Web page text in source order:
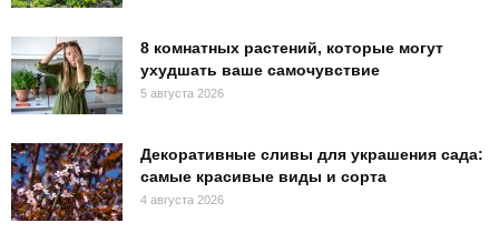
8 комнатных растений, которые могут
ухудшать ваше самочувствие
5 августа 2026
Декоративные сливы для украшения сада:
самые красивые виды и сорта
4 августа 2026